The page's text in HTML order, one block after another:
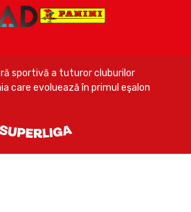
sportivă a tuturor cluburilor
care evoluează în primul eşalon